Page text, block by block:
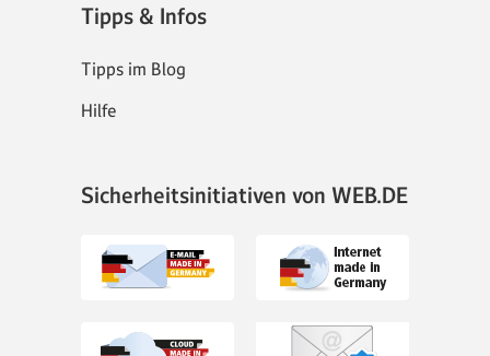
Tipps & Infos
Tipps im Blog
Hilfe
Sicherheitsinitiativen von WEB.DE